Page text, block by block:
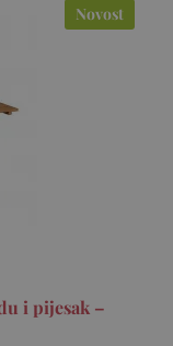
Novost
i pijesak –